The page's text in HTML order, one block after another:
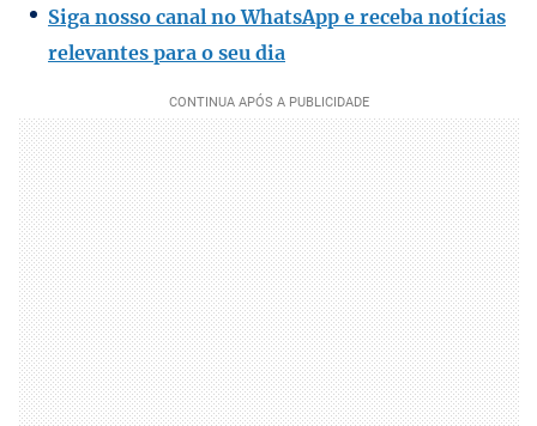
Siga nosso canal no WhatsApp e receba notícias
relevantes para o seu dia